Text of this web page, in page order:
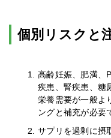
個別リスクと
高齢妊娠、肥満、
疾患、腎疾患、糖
栄養需要が一般よ
ングと補充が必要
サプリを過剰に摂